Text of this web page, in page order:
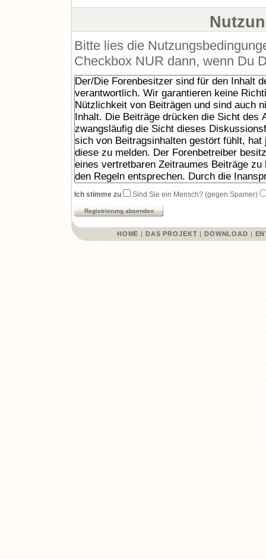
Bitte lies die
Checkbox NUR dann, wenn Du
Ich stimme zu Sind Sie ein Mensch? (gegen Spamer)
HOME | DAS PROJEKT | DOWNLOAD |